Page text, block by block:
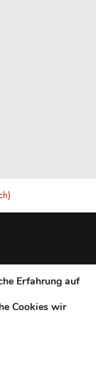
Erfahrung auf
Cookies wir
)